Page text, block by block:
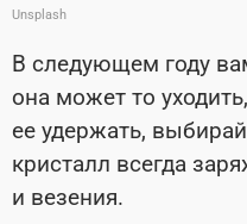
Unsplash
В следующем году
она может то
ее удержать,
кристалл всегда
и везения.